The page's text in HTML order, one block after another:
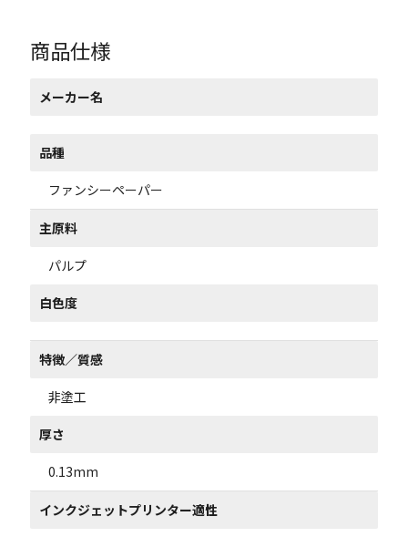
商品仕様
メーカー名
品種
ファンシーペーパー
主原料
パルプ
白色度
特徴／質感
非塗工
厚さ
0.13mm
インクジェットプリンター適性